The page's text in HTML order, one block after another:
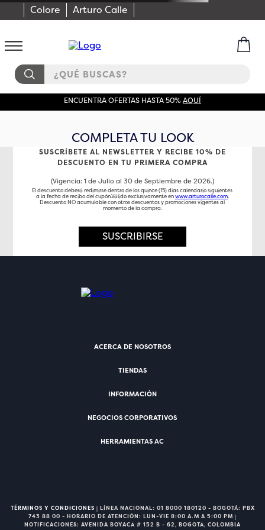
Colore Arturo Calle
¿QUÉ BUSCAS?
ENCUENTRA OFERTAS HASTA 50%AQUÍ
COMPLETA TU LOOK
SUSCRÍBETE AL NEWSLETTER Y RECIBE 10% DE
DESCUENTO EN TU PRIMERA COMPRA
(Vigencia: 1 de Julio al 30 de Septiembre de 2026.)
El descuento deberá redimirse dentro de los quince (15) días calendario siguientes
a la fecha de recibo del cupón.Válido exclusivamente enwww.arturocalle.com.
Descuento NO acumulable con otros descuentos y promociones vigentes al
momento de la compra.
SUSCRIBIRSE
ACERCA DE NOSOTROS
TIENDAS
INFORMACIÓN
NEGOCIOS CORPORATIVOS
HERRAMIENTAS AC
TÉRMINOS Y CONDICIONES | LÍNEA NACIONAL: 01 8000 180120 - BOGOTÁ: PBX
743 88 00 - HORARIO DE ATENCIÓN: LUN-VIE 8:00 A.M A 5:00 PM |
NOTIFICACIONES: AVENIDA BOYACÁ # 152 B - 62, BOGOTÁ, COLOMBIA